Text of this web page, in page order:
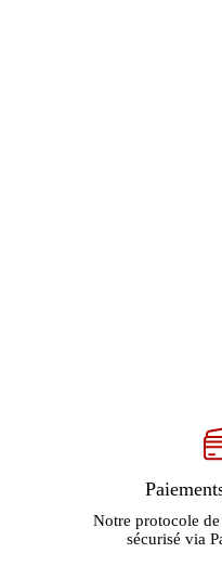
Notre protocole
sécurisé via